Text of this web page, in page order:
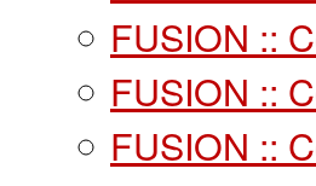
FUSION ::
FUSION ::
FUSION ::